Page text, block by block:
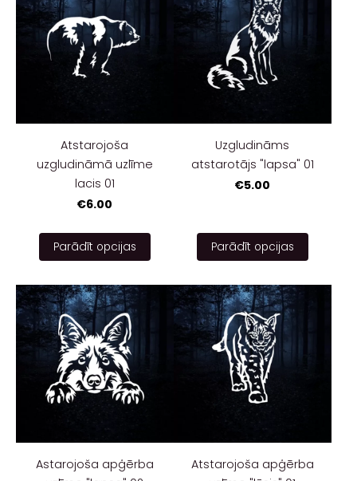
Atstarojoša
uzgludināmā uzlīme
lacis 01
€6.00
Parādīt opcijas
Uzgludināms
atstarotājs "lapsa" 01
€5.00
Parādīt opcijas
Astarojoša apģērba
Atstarojoša apģērba